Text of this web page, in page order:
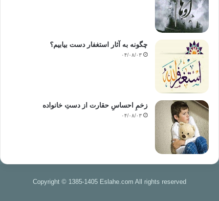
چگونه به آثار استغفار دست بیابیم؟
۰۴/۰۸/۰۳
زخمِ احساسِ حقارت از دستِ خانواده
۰۴/۰۸/۰۳
Copyright © 1385-1405 Eslahe.com All rights reserved